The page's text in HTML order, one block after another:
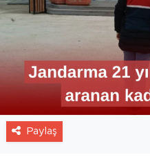
Paylaş